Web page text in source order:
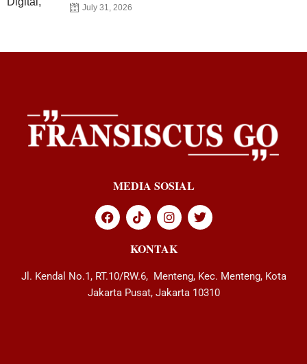
July 31, 2026
MEDIA SOSIAL
KONTAK
Jl. Kendal No.1, RT.10/RW.6, Menteng, Kec. Menteng, Kota
Jakarta Pusat, Jakarta 10310